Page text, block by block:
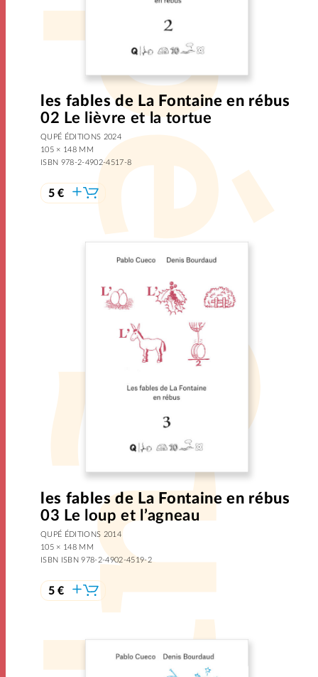
les fables de La Fontaine en rébus
02 Le lièvre et la tortue
QUPÉ ÉDITIONS 2024
105 × 148 MM
ISBN 978-2-4902-4517-8
5 €
les fables de La Fontaine en rébus
03 Le loup et l’agneau
QUPÉ ÉDITIONS 2014
105 × 148 MM
ISBN ISBN 978-2-4902-4519-2
5 €